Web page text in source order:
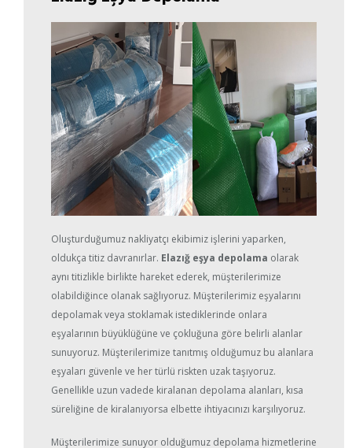
Oluşturduğumuz nakliyatçı ekibimiz işlerini yaparken,
oldukça titiz davranırlar. Elazığ eşya depolama olarak
aynı titizlikle birlikte hareket ederek, müşterilerimize
olabildiğince olanak sağlıyoruz. Müşterilerimiz eşyalarını
depolamak veya stoklamak istediklerinde onlara
eşyalarının büyüklüğüne ve çokluğuna göre belirli alanlar
sunuyoruz. Müşterilerimize tanıtmış olduğumuz bu alanlara
eşyaları güvenle ve her türlü riskten uzak taşıyoruz.
Genellikle uzun vadede kiralanan depolama alanları, kısa
süreliğine de kiralanıyorsa elbette ihtiyacınızı karşılıyoruz.
Müşterilerimize sunuyor olduğumuz depolama hizmetlerine